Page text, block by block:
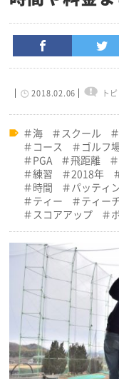
2018.02.06 ト
海 スクール
コース
ゴルフ
PGA
飛距離
練習
2018年
時間
パッティ
ティー
ティー
スコアアップ